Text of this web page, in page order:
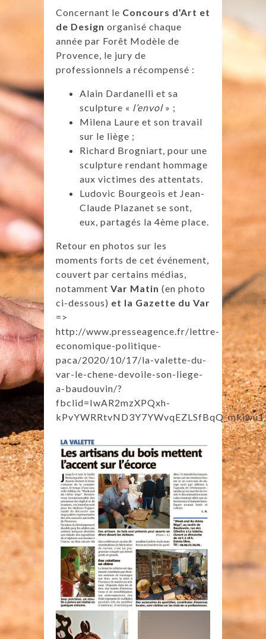
Concernant le Concours d’Art et
de Design organisé chaque
année par Forêt Modèle de
Provence, le jury de
professionnels a récompensé :
Alain Dardanelli et sa
sculpture « l’envol» ;
Milena Laure et son travail
sur le liège ;
Richard Brogniart, pour une
sculpture rendant hommage
aux victimes des attentats.
Ludovic Bourgeois et Jean-
Claude Plazanet se sont,
eux, partagés la 4ème place.
Retour en photos sur les
moments forts de cet événement,
couvert par certains médias,
notamment Var Matin (en photo
ci-dessous) et la Gazette du Var
=>
http://www.presseagence.fr/lettre-
economique-politique-
paca/2020/10/17/la-valette-du-
var-le-chene-devoile-son-liege-
a-baudouvin/?
fbclid=IwAR2mzXPQxh-